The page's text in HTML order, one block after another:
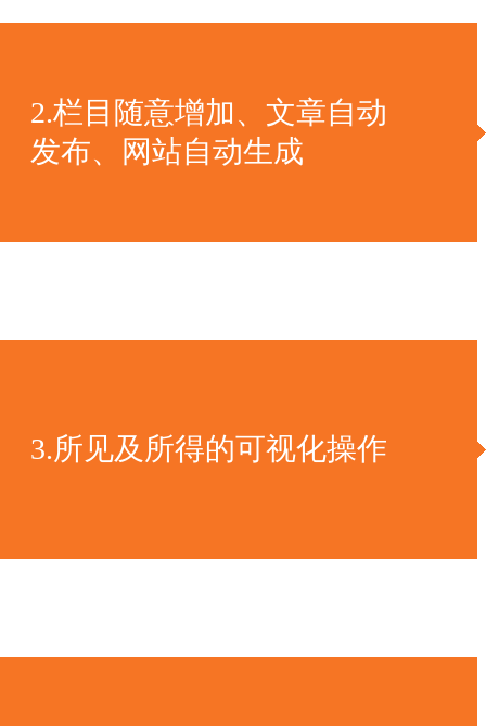
2.栏目随意增加、文章自动
发布、网站自动生成
3.所见及所得的可视化操作